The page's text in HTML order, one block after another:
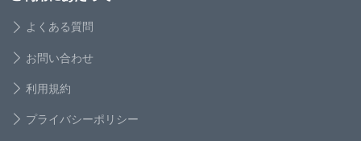
よくある質問
お問い合わせ
利用規約
プライバシーポリシー